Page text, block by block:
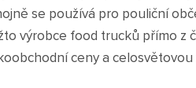
se používá pro pouliční
výrobce food trucků přímo z
ceny a celosvětovou